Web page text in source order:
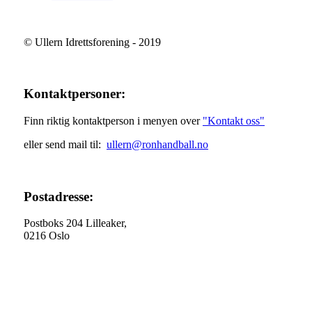
© Ullern Idrettsforening - 2019
Kontaktpersoner:
Finn riktig kontaktperson i menyen over "Kontakt oss"
eller send mail til: ullern@ronhandball.no
Postadresse:
Postboks 204 Lilleaker,
0216 Oslo